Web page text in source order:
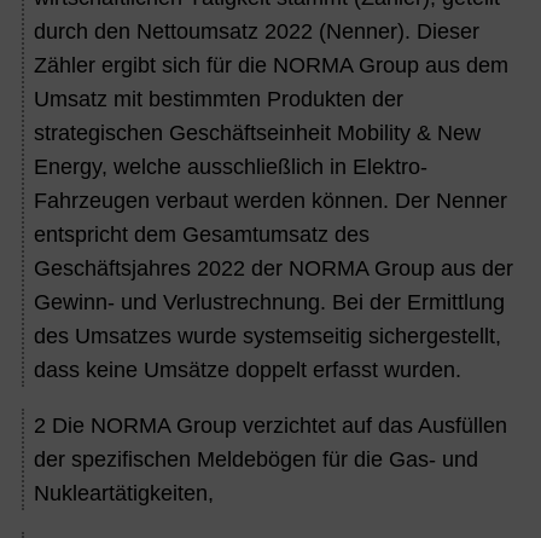
durch den Nettoumsatz 2022 (Nenner). Dieser
Zähler ergibt sich für die NORMA Group aus dem
Umsatz mit bestimmten Produkten der
strategischen Geschäftseinheit Mobility & New
Energy, welche ausschließlich in Elektro-
Fahrzeugen verbaut werden können. Der Nenner
entspricht dem Gesamtumsatz des
Geschäftsjahres 2022 der NORMA Group aus der
Gewinn- und Verlustrechnung. Bei der Ermittlung
des Umsatzes wurde systemseitig sichergestellt,
dass keine Umsätze doppelt erfasst wurden.
2 Die NORMA Group verzichtet auf das Ausfüllen
der spezifischen Meldebögen für die Gas- und
Nukleartätigkeiten,